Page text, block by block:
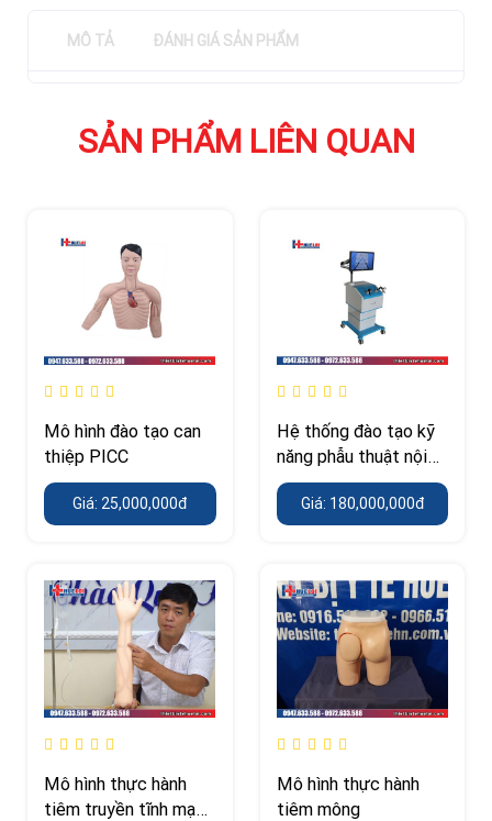
MÔ TẢ ĐÁNH GIÁ SẢN PHẨM
SẢN PHẨM LIÊN QUAN
Mô hình đào tạo can
thiệp PICC
Giá: 25,000,000đ
Hệ thống đào tạo kỹ
năng phẫu thuật nội
soi
Giá: 180,000,000đ
Mô hình thực hành
tiêm truyền tĩnh mạch
Mô hình thực hành
tiêm mông